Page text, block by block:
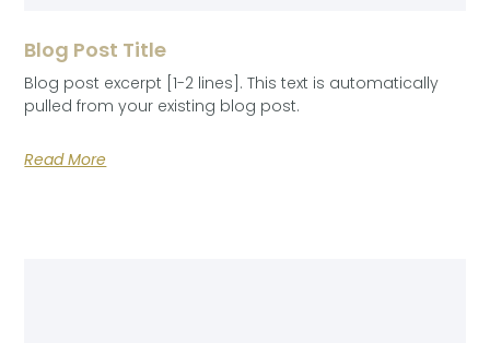
Blog Post Title
Blog post excerpt [1-2 lines]. This text is automatically
pulled from your existing blog post.
Read More